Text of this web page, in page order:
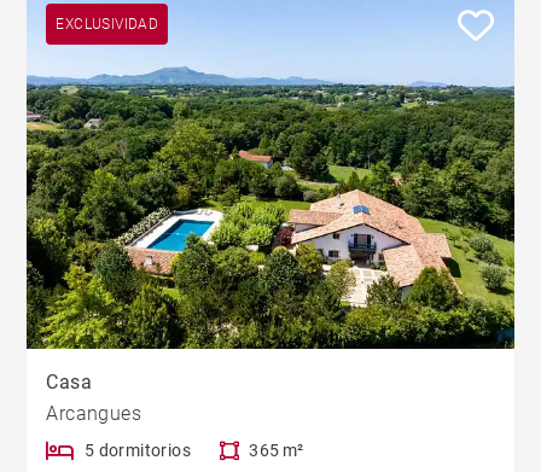
EXCLUSIVIDAD
Casa
Arcangues
5 dormitorios 365 m²